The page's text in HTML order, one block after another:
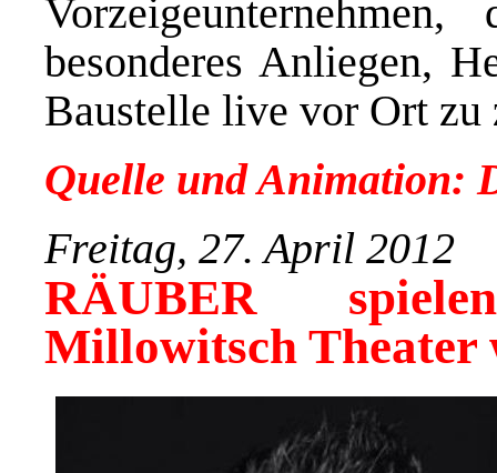
besonderes Anliegen,
Baustelle live vor Ort zu
Quelle und Animation:
Freitag, 27. April 2012
RÄUBER
Millowitsch Theater